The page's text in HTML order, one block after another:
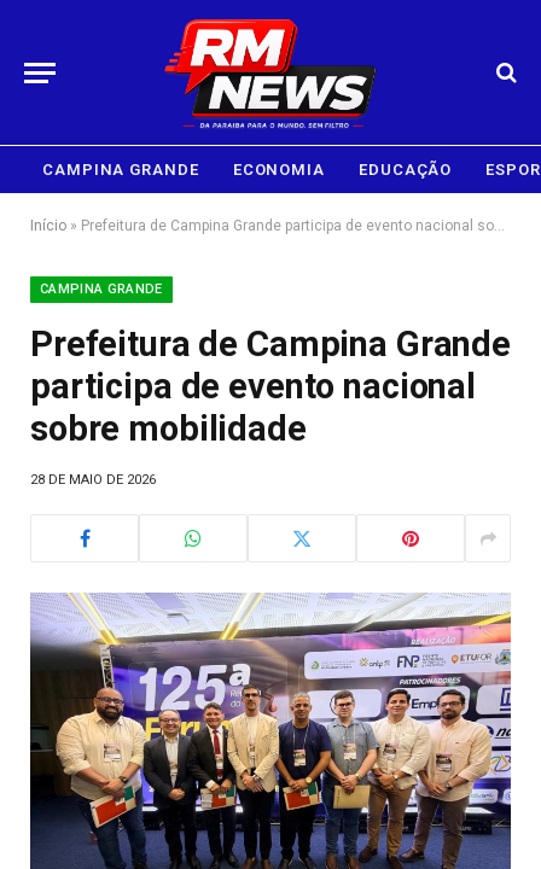
CAMPINA GRANDE ECONOMIA EDUCAÇÃO
Início » Prefeitura de Campina Grande participa de evento nacional sobre mobilidade
CAMPINA GRANDE
Prefeitura de Campina Grande
participa de evento nacional
sobre mobilidade
28 DE MAIO DE 2026